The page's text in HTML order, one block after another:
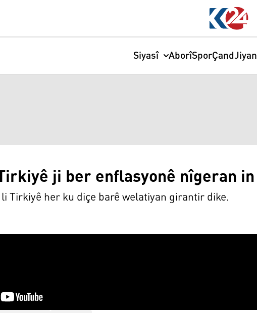
Siyasî AborîSporÇandJiyan
ji ber enflasyonê nîgeran in
Tirkiyê her ku diçe barê welatiyan girantir dike.